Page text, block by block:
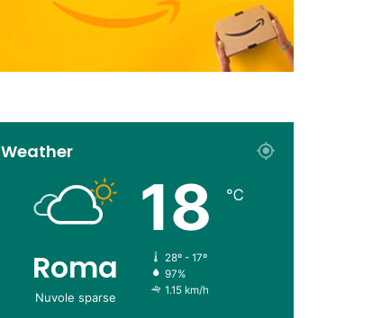
Weather
Roma
Nuvole sparse
18 ℃
28º - 17º
97%
1.15 km/h